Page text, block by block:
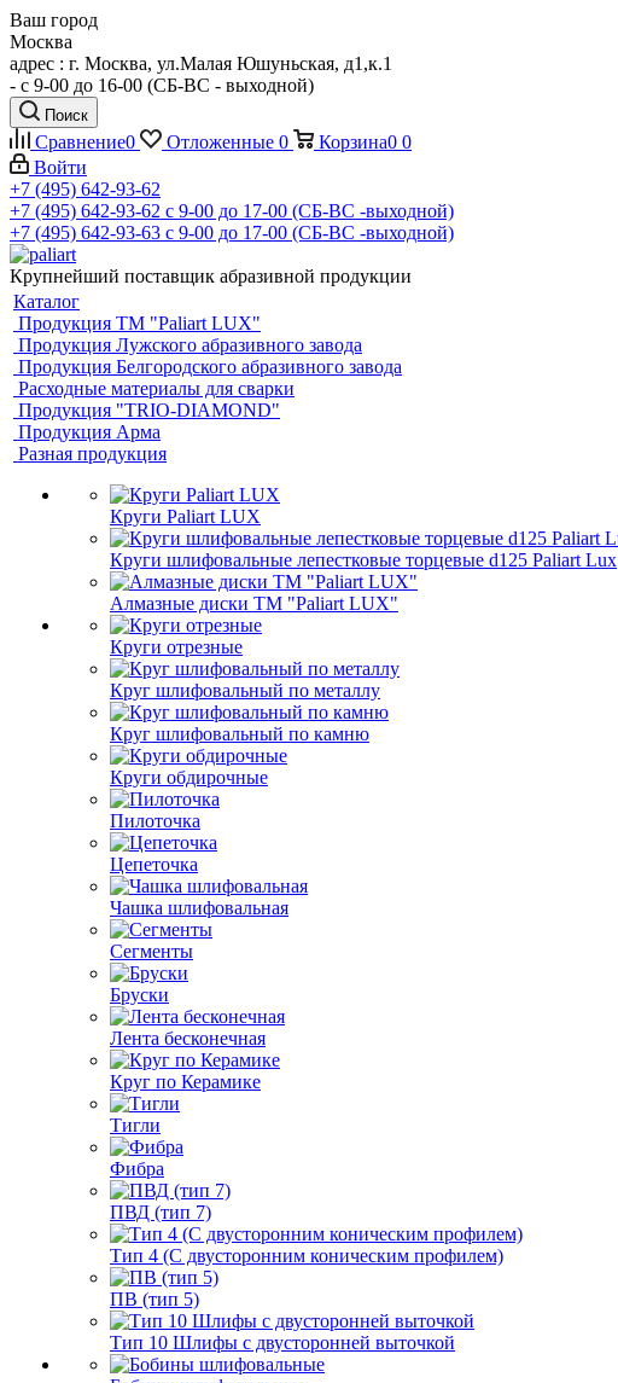
Ваш город
Москва
адрес : г. Москва, ул.Малая Юшуньская, д1,к.1
- c 9-00 до 16-00 (СБ-ВС - выходной)
Поиск
Сравнение0 Отложенные 0 Корзина0 0
Войти
+7 (495) 642-93-62
+7 (495) 642-93-62 c 9-00 до 17-00 (СБ-ВС -выходной)
+7 (495) 642-93-63 c 9-00 до 17-00 (СБ-ВС -выходной)
Крупнейший поставщик абразивной продукции
Каталог
Продукция ТМ "Paliart LUX"
Продукция Лужского абразивного завода
Продукция Белгородского абразивного завода
Расходные материалы для сварки
Продукция "TRIO-DIAMOND"
Продукция Арма
Разная продукция
Круги Paliart LUX
Круги шлифовальные лепестковые торцевые d125 Paliart Lux
Алмазные диски ТМ "Paliart LUX"
Круги отрезные
Круг шлифовальный по металлу
Круг шлифовальный по камню
Круги обдирочные
Пилоточка
Цепеточка
Чашка шлифовальная
Сегменты
Бруски
Лента бесконечная
Круг по Керамике
Тигли
Фибра
ПВД (тип 7)
Тип 4 (С двусторонним коническим профилем)
ПВ (тип 5)
Тип 10 Шлифы с двусторонней выточкой